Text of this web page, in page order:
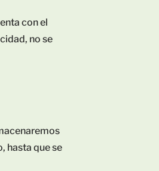
con el
no se
hasta que se